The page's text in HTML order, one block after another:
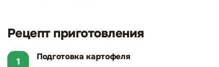
Рецепт приготовления
Подготовка картофеля